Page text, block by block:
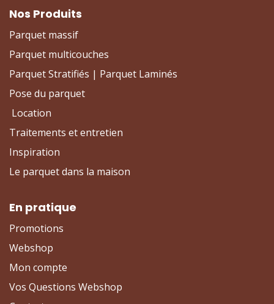
Nos Produits
Parquet massif
Parquet multicouches
Parquet Stratifiés | Parquet Laminés
Pose du parquet
Location
Traitements et entretien
Inspiration
Le parquet dans la maison
En pratique
Promotions
Webshop
Mon compte
Vos Questions Webshop